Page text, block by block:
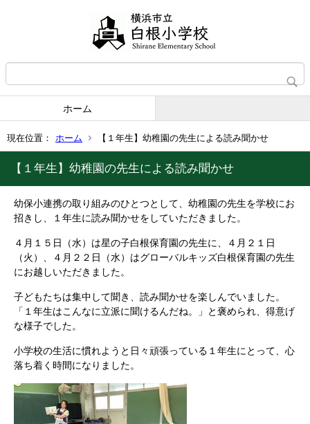
ホーム
現在位置： ホーム 【１年生】幼稚園の先生による読み聞かせ
【１年生】幼稚園の先生による読み聞かせ
幼保小連携の取り組みのひとつとして、幼稚園の先生を学校にお
招きし、１年生に読み聞かせをしていただきました。
４月１５日（水）は星の子白根保育園の先生に、４月２１日
（火）、４月２２日（水）はグローバルキッズ白根保育園の先生
にお越しいただきました。
子どもたちは集中して聞き、読み聞かせを楽しんでいました。
「１年生はこんなに立派に聞けるんだね。」と褒められ、得意げ
な様子でした。
小学校の生活に慣れようと日々頑張っている１年生にとって、心
落ち着く時間になりました。